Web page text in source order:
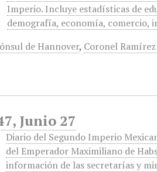
Imperio. Incluye estadísticas de
demografía, economía, comercio,
de Hannover, Coronel
Junio 27
Diario del Segundo Imperio
del Emperador Maximiliano de
información de las secretarías y